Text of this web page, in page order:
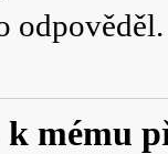
odpověděl.
mému